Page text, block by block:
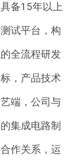
备15年以上
试平台，构
全流程研发
，产品技术
端，公司与
集成电路制
作关系，运